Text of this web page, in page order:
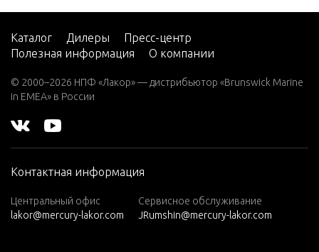
(EXPO
2.2M
3.6
4 (1 CY
L. PRO
Каталог Дилеры
Пресс-центр
Полезная информация
О компании
© 2000–2026 НПФ «Лакор» — дистрибьютор «Brunswick Marine
in EMEA» в России
Контактная информация
Центральный офис
lakor@mercury-lakor.com
Сервисное обслуживание
JRumshin@mercury-lakor.com